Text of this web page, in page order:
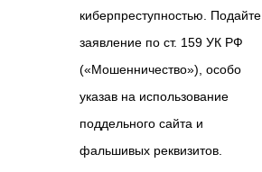
киберпреступностью. Подайте
заявление по ст. 159 УК РФ
(«Мошенничество»), особо
указав на использование
поддельного сайта и
фальшивых реквизитов.